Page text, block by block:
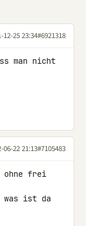
12-25 23:34#6921318
man nicht
06-22 21:13#7105483
ohne frei
was ist da